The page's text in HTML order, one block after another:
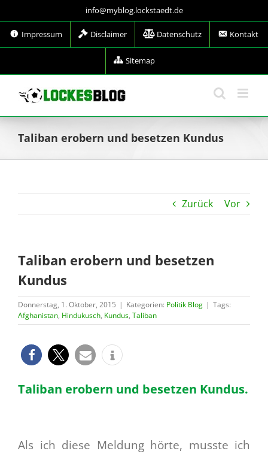
Inhalt
springen
info@myblog.lockstaedt.de
Impressum Disclaimer Datenschutz Kontakt
Sitemap
Taliban erobern und besetzen Kundus
Zurück Vor
Taliban erobern und besetzen
Kundus
Donnerstag, 1. Oktober, 2015 | Kategorien: Politik Blog | Tags:
Afghanistan, Hindukusch, Kundus, Taliban
Taliban erobern und besetzen Kundus.
Als ich diese Meldung hörte, musste ich